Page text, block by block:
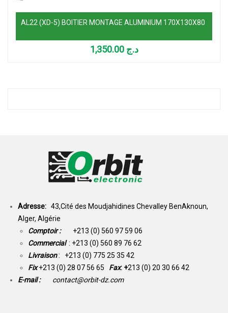
AL22 (XD-5) BOITIER MONTAGE ALUMINIUM 170X130X80
د.ج 1,350.00
Adresse: 43,Cité des Moudjahidines Chevalley BenAknoun,
Alger, Algérie
Comptoir : +213 (0) 560 97 59 06
Commercial : +213 (0) 560 89 76 62
Livraison: +213 (0) 775 25 35 42
Fix +213 (0) 28 07 56 65 Fax: +213 (0) 20 30 66 42
E-mail :
contact@orbit-dz.com